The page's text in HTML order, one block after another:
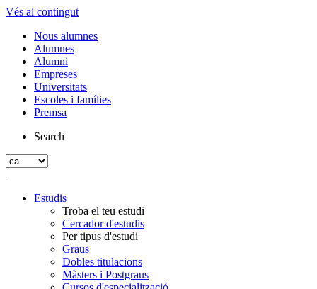
Vés al contingut
Nous alumnes
Alumnes
Alumni
Empreses
Universitats
Escoles i famílies
Premsa
Search
Estudis
Troba el teu estudi
Cercador d'estudis
Per tipus d'estudi
Graus
Dobles titulacions
Màsters i Postgraus